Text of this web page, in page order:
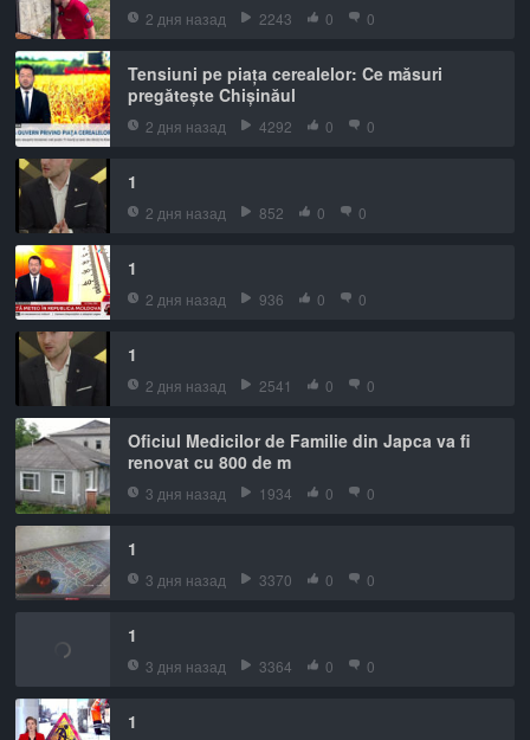
2 дня назад 2243 0 0
Tensiuni pe piața cerealelor: Ce măsuri
pregătește Chișinăul
2 дня назад 4292 0 0
1
2 дня назад 852 0 0
1
2 дня назад 936 0 0
1
2 дня назад 2541 0 0
Oficiul Medicilor de Familie din Japca va fi
renovat cu 800 de m
3 дня назад 1934 0 0
1
3 дня назад 3370 0 0
1
3 дня назад 3364 0 0
1